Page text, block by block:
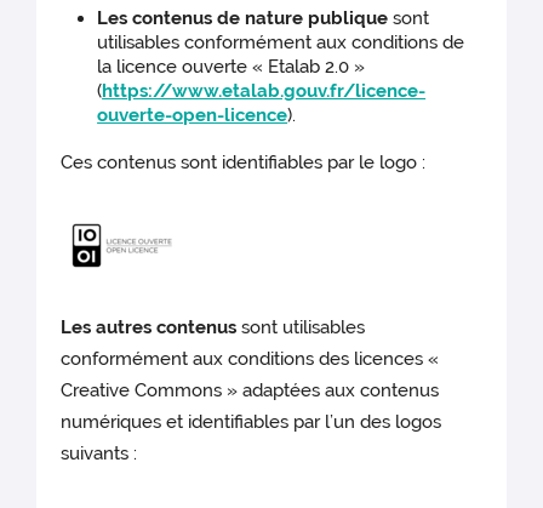
Les contenus de nature publique sont
utilisables conformément aux conditions de
la licence ouverte « Etalab 2.0 »
(https://www.etalab.gouv.fr/licence-
ouverte-open-licence).
Ces contenus sont identifiables par le logo :
Les autres contenussont utilisables
conformément aux conditions des licences «
Creative Commons » adaptées aux contenus
numériques et identifiables par l’un des logos
suivants :